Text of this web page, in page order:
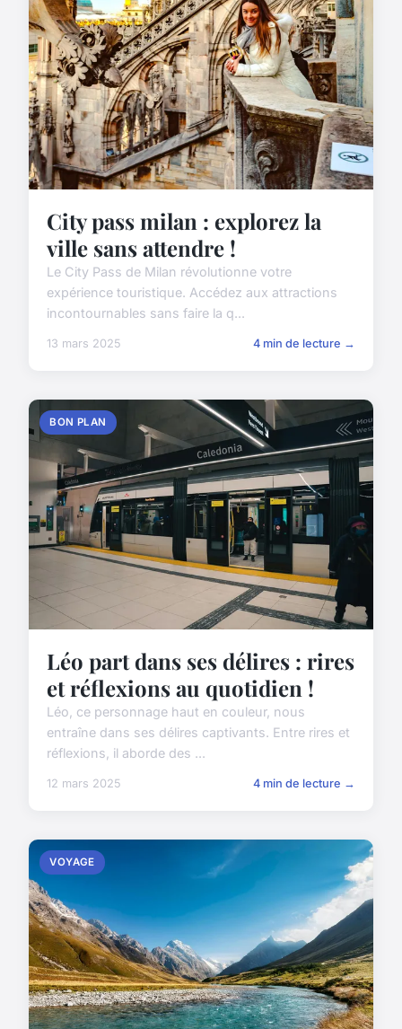
City pass milan : explorez la
ville sans attendre !
Le City Pass de Milan révolutionne votre
expérience touristique. Accédez aux attractions
incontournables sans faire la q...
13 mars 2025 4 min de lecture →
BON PLAN
Léo part dans ses délires : rires
et réflexions au quotidien !
Léo, ce personnage haut en couleur, nous
entraîne dans ses délires captivants. Entre rires et
réflexions, il aborde des ...
12 mars 2025 4 min de lecture →
VOYAGE